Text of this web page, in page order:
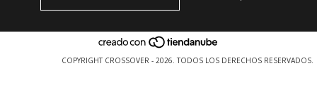
COPYRIGHT CROSSOVER - 2026. TODOS LOS DERECHOS RESERVADOS.